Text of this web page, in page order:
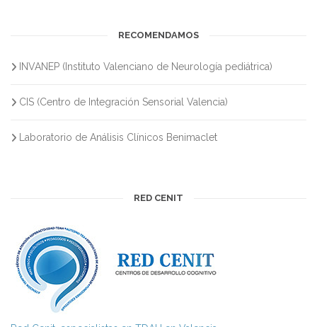
RECOMENDAMOS
INVANEP (Instituto Valenciano de Neurología pediátrica)
CIS (Centro de Integración Sensorial Valencia)
Laboratorio de Análisis Clínicos Benimaclet
RED CENIT